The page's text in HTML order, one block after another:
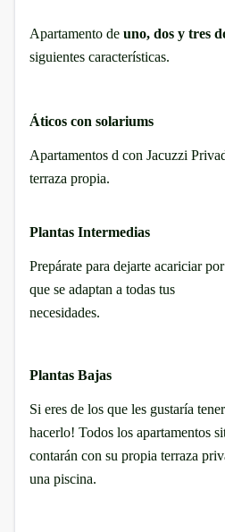
Apartamento de uno, dos y tres
siguientes características.
Áticos con solariums
Apartamentos d con Jacuzzi
terraza propia.
Plantas Intermedias
Prepárate para dejarte acariciar
que se adaptan a todas tus
necesidades.
Plantas Bajas
Si eres de los que les gustaría
hacerlo! Todos los apartamentos
contarán con su propia terraza
una piscina.